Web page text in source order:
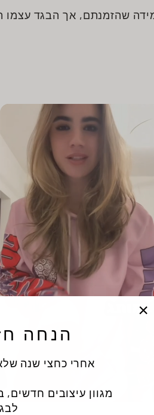
הנחה
אחרי כחצי שנה שלא
מגוון עיצובים
שהזמנתם, אך הבגד עצמו